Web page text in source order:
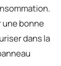
une bonne
dans la